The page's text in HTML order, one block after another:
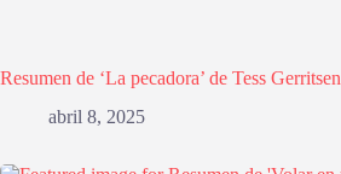
Resumen de ‘La pecadora’ de Tess Gerritsen
abril 8, 2025